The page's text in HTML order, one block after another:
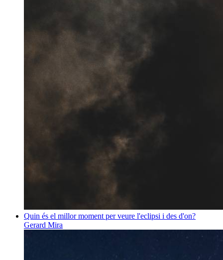
Quin és el millor moment per veure l'eclipsi i des d'on?
Gerard Mira